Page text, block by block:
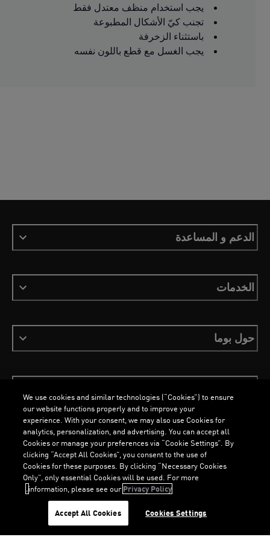
G
.
يجب استخدام منظف معتدل فقط
تجنب كيّ الأشكال المطبوعة
باستثناء الزخرفة
يجب الغسل مع قطع باللون نفسه
الدعم و المساعدة
الخدمات
حول بوما
ملفات تعريف الارتباطسياسة الخصوصيةImprint
العربية
جميع الحقوق محفوظة © PUMA, 2026
We use cookies and similar technologies (“Cookies”) to ensure
our website functions properly and to improve your
experience. With your consent, we may also use Cookies for
analytics, personalization, and advertising. You can accept all
Cookies or manage your preferences via “Cookie Settings”. By
clicking “Accept All Cookies”, you consent to the use of
Cookies for these purposes. By clicking “Necessary Cookies
Only”, only essential Cookies will be used. For more
information, please see ourPrivacy Policy.
Cookies Settings
Accept All Cookies